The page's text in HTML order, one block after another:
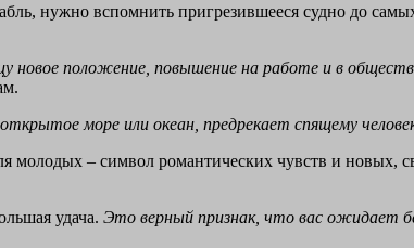
нужно вспомнить пригрезившееся судно до
новое положение, повышение на работе и в
море или океан, предрекает спящему
молодых – символ романтических чувств и новых,
удача. Это верный признак, что вас ожидает